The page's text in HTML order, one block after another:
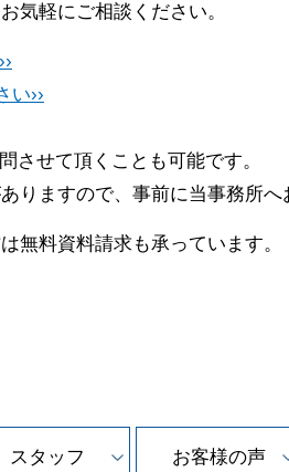
気軽にご相談ください。
い››
させて頂くことも可能です。
りますので、事前に当事務所へ
無料資料請求も承っています。
スタッフ お客様の声